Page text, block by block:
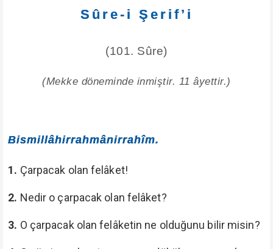
Sûre-i Şerif’i
(101. Sûre)
(Mekke döneminde inmiştir. 11 âyettir.)
Bismillâhirrahmânirrahîm.
1. Çarpacak olan felâket!
2. Nedir o çarpacak olan felâket?
3. O çarpacak olan felâketin ne olduğunu bilir misin?